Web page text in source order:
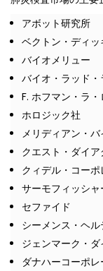
アボット研究所
ベクトン・ディ
バイオメリュー
バイオ・ラッド
F. ホフマン・ラ
ホロジック社
メリディアン・
クエスト・ダイ
クィデル・コー
サーモフィッシ
セファイド
シーメンス・ヘ
ジェンマーク・
ダナハーコーポ